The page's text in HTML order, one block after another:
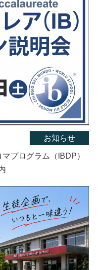
お知らせ
プログラム（IBDP）